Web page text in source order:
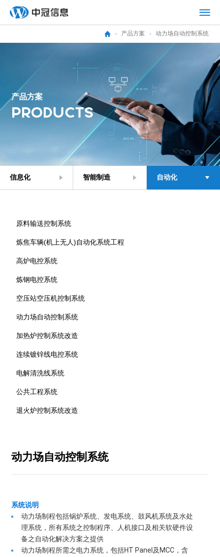
产品方案 动力场自动控制系统
产品方案
PRODUCTS
信息化 智能制造 自动化
原料输送控制系统
炼焦车辆(机上无人)自动化系统工程
高炉电控系统
炼钢电控系统
空压站空压机控制系统
动力场自动控制系统
加热炉控制系统改造
连续镀锌线电控系统
电解清洗线系统
公共工程系统
退火炉控制系统改造
动力场自动控制系统
系统说明
动力场制程包括锅炉系统、发电系统、鼓风机系统及水处
理系统，所有系统之控制程序、人机接口及相关软硬件设
备之自动化解决方案之提供
动力场制程所需之电力系统，包括HT Panel及MCC，含